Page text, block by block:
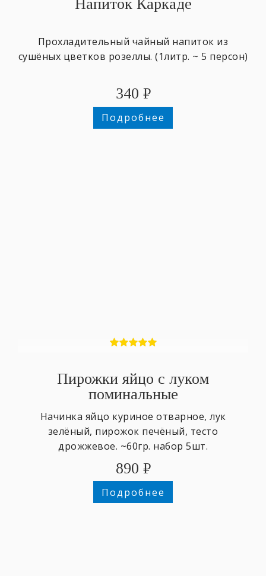
Напиток Каркаде
Прохладительный чайный напиток из
сушёных цветков розеллы. (1литр. ~ 5 персон)
340 ₽
Подробнее
Пирожки яйцо с луком
поминальные
Начинка яйцо куриное отварное, лук
зелёный, пирожок печёный, тесто
дрожжевое. ~60гр. набор 5шт.
890 ₽
Подробнее